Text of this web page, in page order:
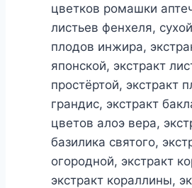
цветков ромашки
листьев фенхеля,
плодов инжира,
японской, экстракт
простёртой, экстракт
грандис, экстракт
цветов алоэ вера,
базилика святого,
огородной, экстракт
экстракт кораллины,